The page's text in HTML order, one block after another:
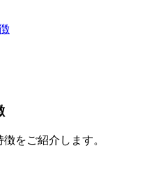
をご紹介します。